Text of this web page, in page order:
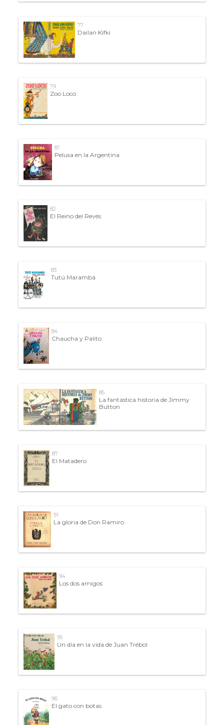
77
Dailan Kifki
79
Zoo Loco
81
Pelusa en la Argentina
82
El Reino del Revés
83
Tutú Marambá
84
Chaucha y Palito
85
La fantástica historia de Jimmy
Button
87
El Matadero
91
La gloria de Don Ramiro
94
Los dos amigos
95
Un día en la vida de Juan Trébol
96
El gato con botas